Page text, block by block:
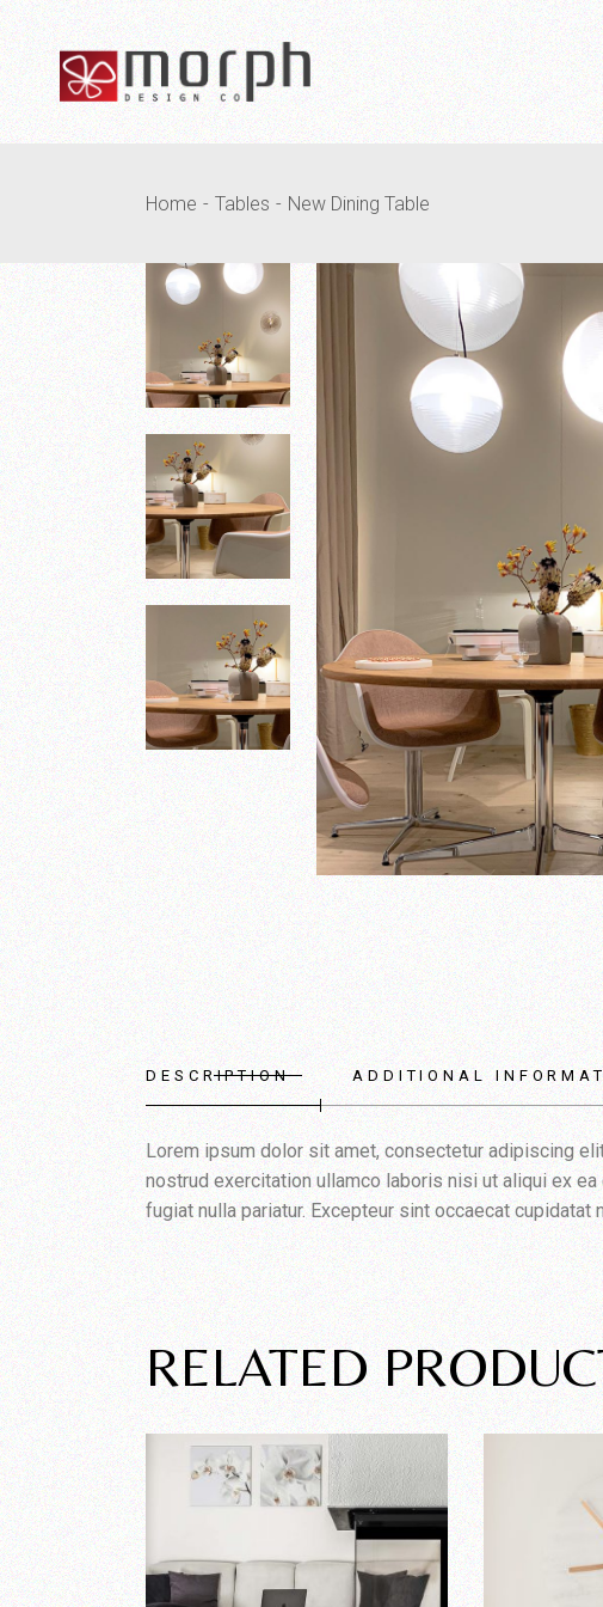
Home Tables New Dining Table
DESCRIPTION ADDITIONAL
Lorem ipsum dolor sit amet, consectetur adipiscing
nostrud exercitation ullamco laboris nisi ut aliqui ex
fugiat nulla pariatur. Excepteur sint occaecat
RELATED